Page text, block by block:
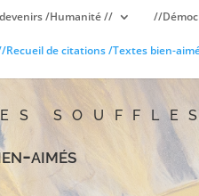
/Humanité // //
Recueil de citations /Textes bien-
aimés